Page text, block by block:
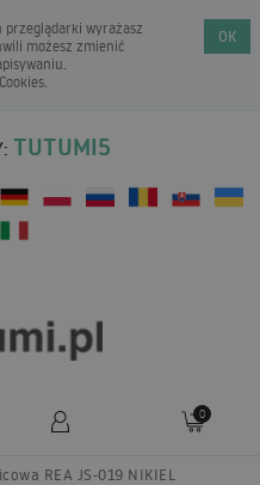
wyrażasz
możesz zmienić
.
OK
TUTUMI5
0
REA JS-019 NIKIEL